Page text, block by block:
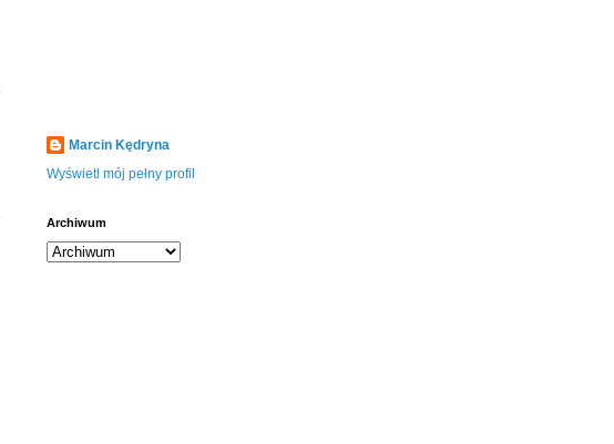
Marcin Kędryna
Wyświetl mój pełny profil
Archiwum